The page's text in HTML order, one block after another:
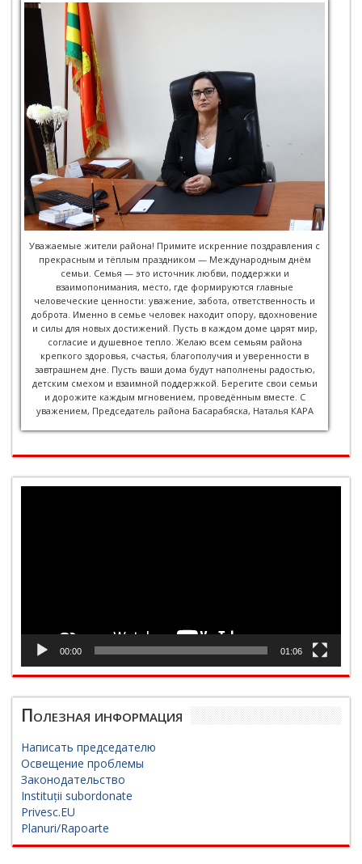
Уважаемые жители района! Примите искренние поздравления с
прекрасным и тёплым праздником — Международным днём
семьи. Семья — это источник любви, поддержки и
взаимопонимания, место, где формируются главные
человеческие ценности: уважение, забота, ответственность и
доброта. Именно в семье человек находит опору, вдохновение
и силы для новых достижений. Пусть в каждом доме царят мир,
согласие и душевное тепло. Желаю всем семьям района
крепкого здоровья, счастья, благополучия и уверенности в
завтрашнем дне. Пусть ваши дома будут наполнены радостью,
детским смехом и взаимной поддержкой. Берегите свои семьи
и дорожите каждым мгновением, проведённым вместе. С
уважением, Председатель района Басарабяска, Наталья КАРА
00:00 01:06
Полезная информация
Написать председателю
Освещение проблемы
Законодательство
Instituții subordonate
Privesc.EU
Planuri/Rapoarte